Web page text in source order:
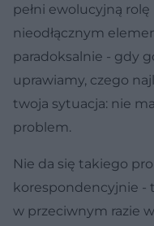
pełni ewolucyjną
nieodłącznym
paradoksalnie - gdy
uprawiamy, czego
twoja sytuacja: nie
problem.
Nie da się takiego
korespondencyjnie -
w przeciwnym razie